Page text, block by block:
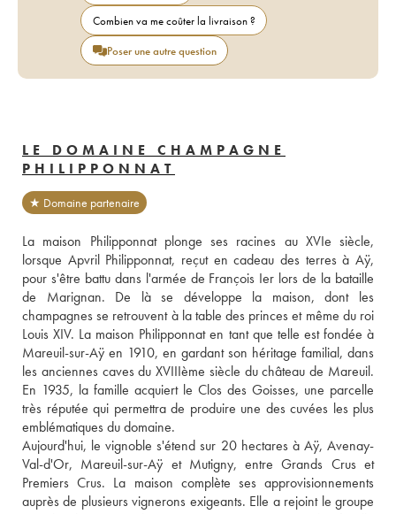
Combien va me coûter la livraison ?
Poser une autre question
LE DOMAINE CHAMPAGNE
PHILIPPONNAT
★ Domaine partenaire
La maison Philipponnat plonge ses racines au XVIe siècle,
lorsque Apvril Philipponnat, reçut en cadeau des terres à Aÿ,
pour s'être battu dans l'armée de François Ier lors de la bataille
de Marignan. De là se développe la maison, dont les
champagnes se retrouvent à la table des princes et même du roi
Louis XIV. La maison Philipponnat en tant que telle est fondée à
Mareuil-sur-Aÿ en 1910, en gardant son héritage familial, dans
les anciennes caves du XVIIIème siècle du château de Mareuil.
En 1935, la famille acquiert le Clos des Goisses, une parcelle
très réputée qui permettra de produire une des cuvées les plus
emblématiques du domaine.
Aujourd'hui, le vignoble s'étend sur 20 hectares à Aÿ, Avenay-
Val-d'Or, Mareuil-sur-Aÿ et Mutigny, entre Grands Crus et
Premiers Crus. La maison complète ses approvisionnements
auprès de plusieurs vignerons exigeants. Elle a rejoint le groupe